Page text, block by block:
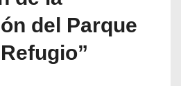
del Parque